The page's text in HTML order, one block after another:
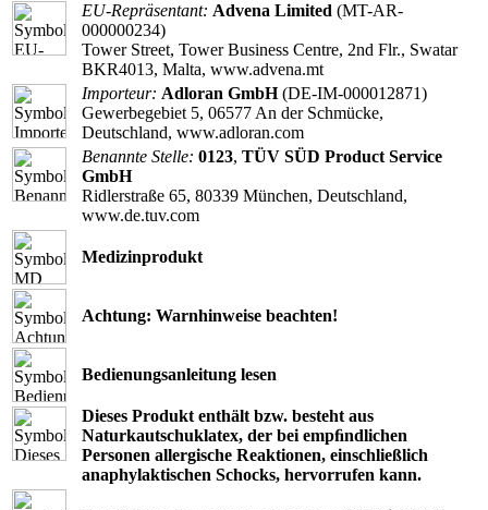
EU-Repräsentant: Advena Limited (MT-AR-
000000234)
Tower Street, Tower Business Centre, 2nd Flr., Swatar
BKR4013, Malta, www.advena.mt
Importeur: Adloran GmbH(DE-IM-000012871)
Gewerbegebiet 5, 06577 An der Schmücke,
Deutschland, www.adloran.com
Benannte Stelle: 0123, TÜV SÜD Product Service
GmbH
Ridlerstraße 65, 80339 München, Deutschland,
www.de.tuv.com
Medizinprodukt
Achtung: Warnhinweise beachten!
Bedienungsanleitung lesen
Dieses Produkt enthält bzw. besteht aus
Naturkautschuklatex, der bei empﬁndlichen
Personen allergische Reaktionen, einschließlich
anaphylaktischen Schocks, hervorrufen kann.